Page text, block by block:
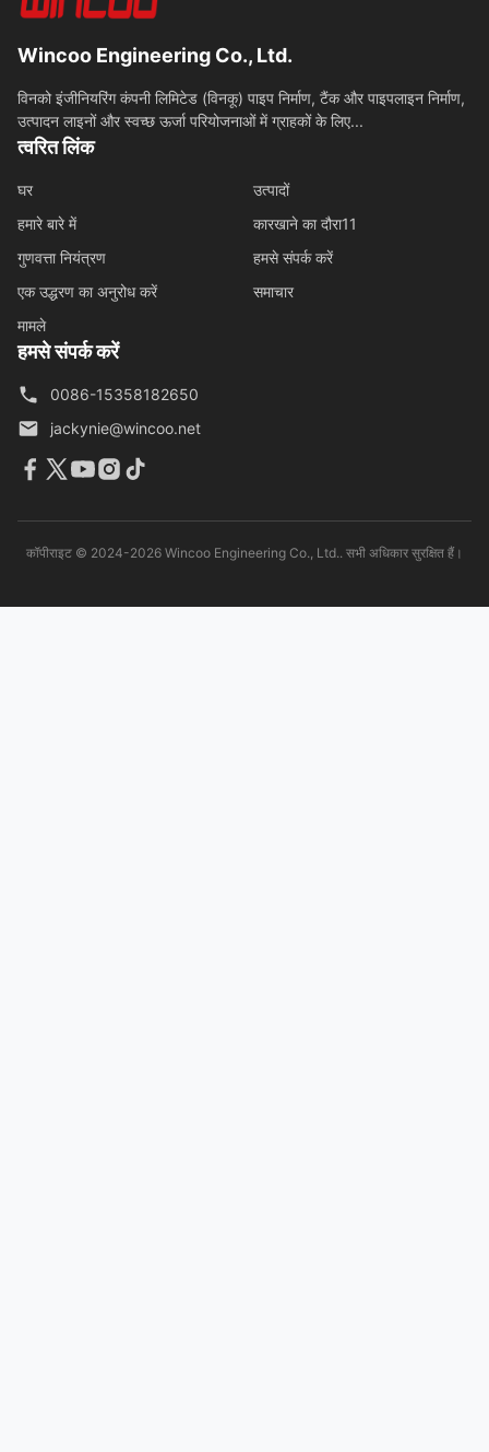
Wincoo Engineering Co., Ltd.
विनको इंजीनियरिंग कंपनी लिमिटेड (विनकू) पाइप निर्माण, टैंक और पाइपलाइन निर्माण,
उत्पादन लाइनों और स्वच्छ ऊर्जा परियोजनाओं में ग्राहकों के लिए...
त्वरित लिंक
घर
उत्पादों
हमारे बारे में
कारखाने का दौरा11
गुणवत्ता नियंत्रण
हमसे संपर्क करें
एक उद्धरण का अनुरोध करें
समाचार
मामले
हमसे संपर्क करें
0086-15358182650
jackynie@wincoo.net
कॉपीराइट © 2024-2026 Wincoo Engineering Co., Ltd.. सभी अधिकार सुरक्षित हैं।